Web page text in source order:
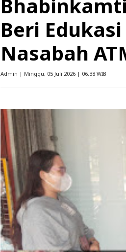
Beri
Nasabah
Admin | Minggu, 05 Juli 2026 | 06.38 WIB